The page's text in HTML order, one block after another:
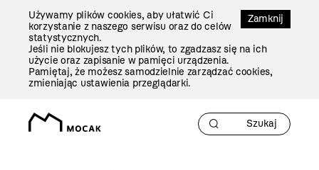
Zamknij
Używamy plików cookies, aby ułatwić Ci
korzystanie z naszego serwisu oraz do celów
statystycznych.
Jeśli nie blokujesz tych plików, to zgadzasz się na ich
użycie oraz zapisanie w pamięci urządzenia.
Pamiętaj, że możesz samodzielnie zarządzać cookies,
zmieniając ustawienia przeglądarki.